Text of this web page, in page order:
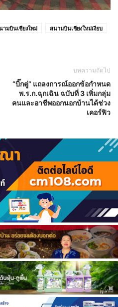
ามบินเชียงใหม่
สนามบินเชียงใหม่เงียบ
บทความถัดไป
“บิ๊กตู่” แถลงการณ์ออกข้อกำหนด
พ.ร.ก.ฉุกเฉิน ฉบับที่ 3 เพิ่มกลุ่ม
คนและอาชีพออกนอกบ้านได้ช่วง
เคอร์ฟิว